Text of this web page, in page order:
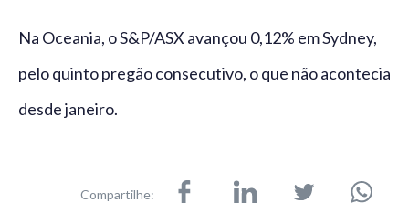
Na Oceania, o S&P/ASX avançou 0,12% em Sydney,
pelo quinto pregão consecutivo, o que não acontecia
desde janeiro.
Compartilhe: